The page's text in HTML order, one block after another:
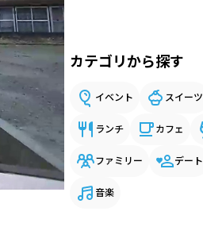
カテゴリから探す
イベント スイーツ
ランチ カフェ
ファミリー デート
音楽